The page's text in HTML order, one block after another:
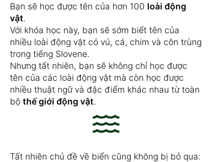
Bạn sẽ học được tên của hơn 100 loài động
vật.
Với khóa học này, bạn sẽ sớm biết tên của
nhiều loài động vật có vú, cá, chim và côn trùng
trong tiếng Slovene.
Nhưng tất nhiên, bạn sẽ không chỉ học được
tên của các loài động vật mà còn học được
nhiều thuật ngữ và đặc điểm khác nhau từ toàn
bộ thế giới động vật.
Tất nhiên chủ đề về biển cũng không bị bỏ qua: